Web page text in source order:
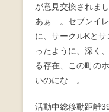
が意見交換されまし
あぁ…。セブンイ
に、サークルKと
ったように、深く
る存在、この町の
いのにな…。
活動中総移動距離